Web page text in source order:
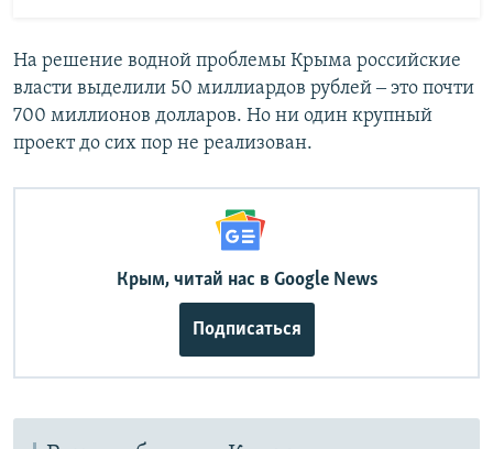
На решение водной проблемы Крыма российские
власти выделили 50 миллиардов рублей ‒ это почти
700 миллионов долларов. Но ни один крупный
проект до сих пор не реализован.
Крым, читай нас в Google News
Подписаться